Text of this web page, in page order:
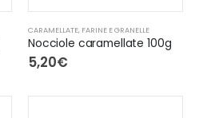
CARAMELLATE, FARINE E GRANELLE
Nocciole caramellate 100g
5,20€